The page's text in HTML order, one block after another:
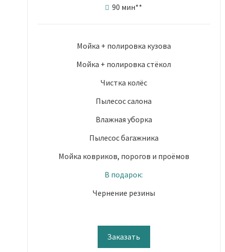
90 мин**
Мойка + полировка кузова
Мойка + полировка стёкол
Чистка колёс
Пылесос салона
Влажная уборка
Пылесос багажника
Мойка ковриков, порогов и проёмов
В подарок:
Чернение резины
Заказать